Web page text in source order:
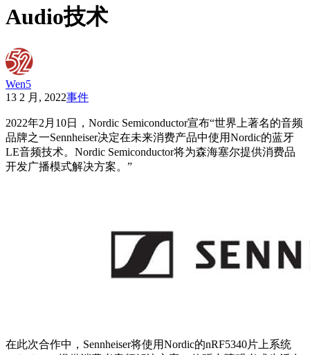
Audio技术
Wen5
13 2 月, 2022事件
2022年2月10日，Nordic Semiconductor宣布“世界上著名的音频
品牌之一Sennheiser决定在未来消费产品中使用Nordic的蓝牙
LE音频技术。Nordic Semiconductor将为森海塞尔提供消费品
开发广播模式解决方案。”
在此次合作中，Sennheiser将使用Nordic的nRF5340片上系统